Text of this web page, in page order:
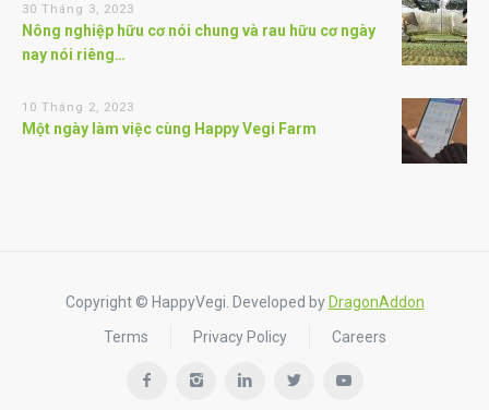
30 Tháng 3, 2023
Nông nghiệp hữu cơ nói chung và rau hữu cơ ngày
nay nói riêng…
10 Tháng 2, 2023
Một ngày làm việc cùng Happy Vegi Farm
Copyright © HappyVegi. Developed by DragonAddon
Terms
Privacy Policy Careers